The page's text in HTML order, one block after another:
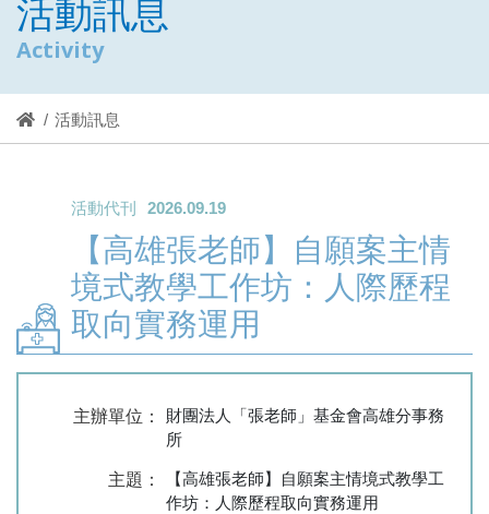
活動訊息
Activity
活動訊息
活動代刊 2026.09.19
【高雄張老師】自願案主情
境式教學工作坊：人際歷程
取向實務運用
主辦單位：
財團法人「張老師」基金會高雄分事務
所
主題：
【高雄張老師】自願案主情境式教學工
作坊：人際歷程取向實務運用